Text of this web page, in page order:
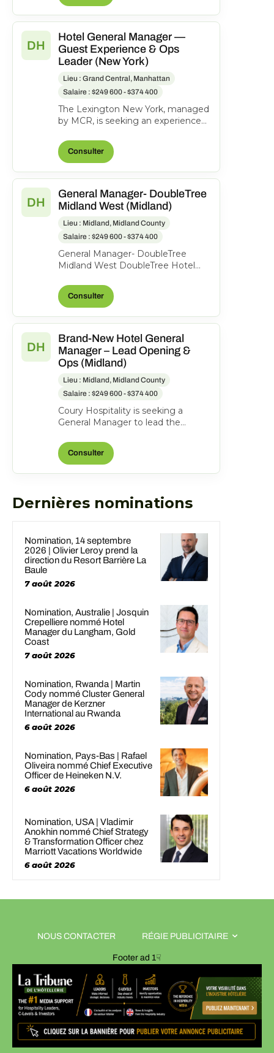
DH
Hotel General Manager —
Guest Experience & Ops
Leader (New York)
Lieu : Grand Central, Manhattan
Salaire : $249 600 - $374 400
The Lexington New York, managed
by MCR, is seeking an experienced
operations, ensuri...
Consulter
DH
General Manager- DoubleTree
Midland West (Midland)
Lieu : Midland, Midland County
Salaire : $249 600 - $374 400
General Manager- DoubleTree
Midland West DoubleTree Hotel
Midland, Texas, United State...
Consulter
DH
Brand-New Hotel General
Manager – Lead Opening &
Ops (Midland)
Lieu : Midland, Midland County
Salaire : $249 600 - $374 400
Coury Hospitality is seeking a
General Manager to lead the
the new DoubleTree Midla...
Consulter
Dernières nominations
Nomination, 14 septembre
2026 | Olivier Leroy prend la
direction du Resort Barrière La
Baule
7 août 2026
Nomination, Australie | Josquin
Crepelliere nommé Hotel
Manager du Langham, Gold
Coast
7 août 2026
Nomination, Rwanda | Martin
Cody nommé Cluster General
Manager de Kerzner
International au Rwanda
6 août 2026
Nomination, Pays-Bas | Rafael
Oliveira nommé Chief Executive
Officer de Heineken N.V.
6 août 2026
Nomination, USA | Vladimir
Anokhin nommé Chief Strategy
& Transformation Officer chez
Marriott Vacations Worldwide
6 août 2026
NOUS CONTACTER RÉGIE PUBLICITAIRE
Footer ad 1☟